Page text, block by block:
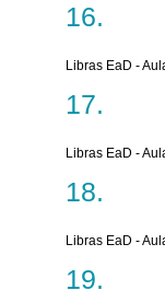
Libras EaD -
Libras EaD -
Libras EaD -